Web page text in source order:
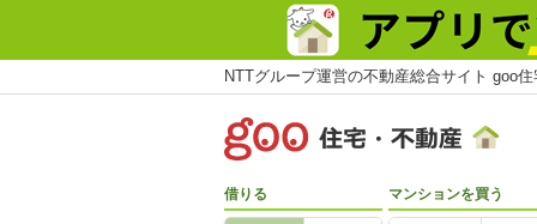
NTTグループ運営の不動産総合サイト goo
借りる マンションを買う